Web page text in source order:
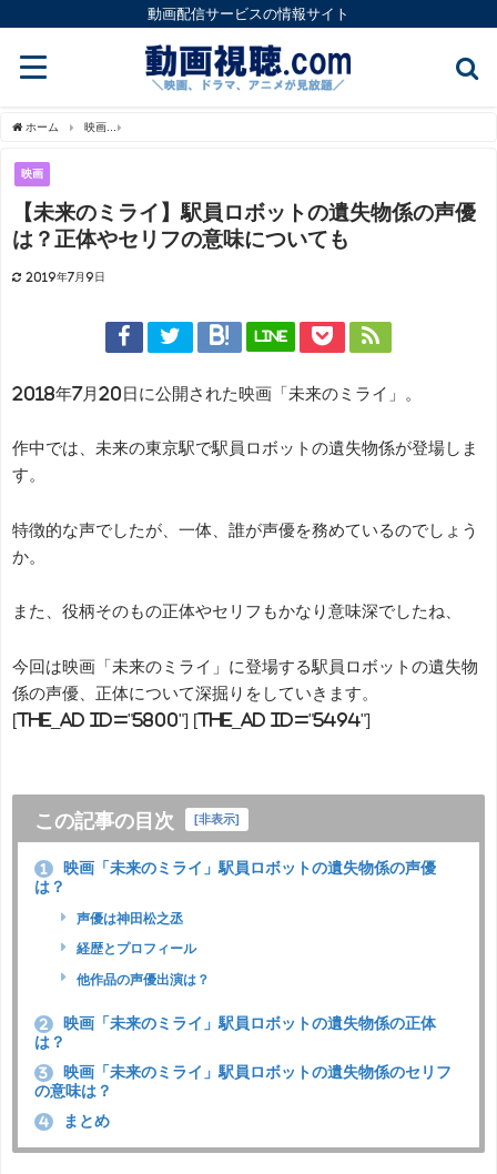
動画配信サービスの情報サイト
ホーム 映画
映画
【未来のミライ】駅員ロボットの遺失物係の声優
は？正体やセリフの意味についても
2019年7月9日
LINE
2018年7月20日に公開された映画「未来のミライ」。
作中では、未来の東京駅で駅員ロボットの遺失物係が登場しま
す。
特徴的な声でしたが、一体、誰が声優を務めているのでしょう
か。
また、役柄そのもの正体やセリフもかなり意味深でしたね、
今回は映画「未来のミライ」に登場する駅員ロボットの遺失物
係の声優、正体について深掘りをしていきます。
[the_ad id="5800"] [the_ad id="5494"]
この記事の目次 [非表示]
1
映画「未来のミライ」駅員ロボットの遺失物係の声優
は？
声優は神田松之丞
経歴とプロフィール
他作品の声優出演は？
2
映画「未来のミライ」駅員ロボットの遺失物係の正体
は？
3
映画「未来のミライ」駅員ロボットの遺失物係のセリフ
の意味は？
4 まとめ